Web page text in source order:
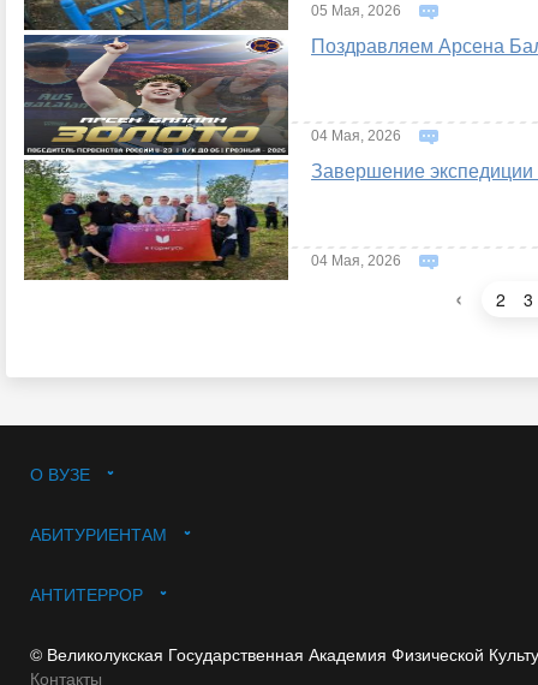
05 Мая, 2026
Поздравляем Арсена
04 Мая, 2026
Завершение
04 Мая, 2026
‹ 2 3
О ВУЗЕ
АБИТУРИЕНТАМ
АНТИТЕРРОР
© Великолукская Государственная Академия Физической
Контакты